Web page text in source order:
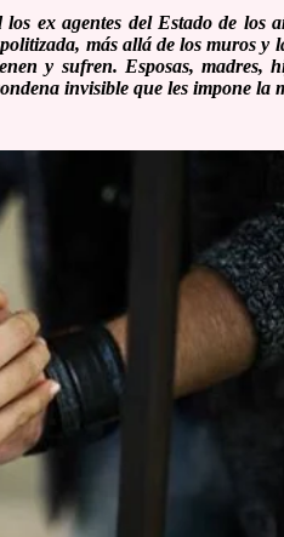
ex agentes del Estado de los
más allá de los muros y
y sufren. Esposas, madres,
invisible que les impone la